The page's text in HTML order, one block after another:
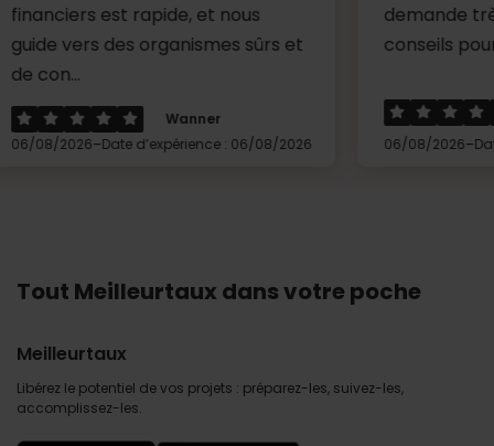
est rapide, et nous
des organismes sûrs et
Wanner
-Date d’expérience : 06/08/2026
demande très clairs
conseils pour la suite....
06/08/2026
-Date
Tout Meilleurtaux dans votre poche
Meilleurtaux
Libérez le potentiel de vos projets : préparez-les, suivez-les,
accomplissez-les.